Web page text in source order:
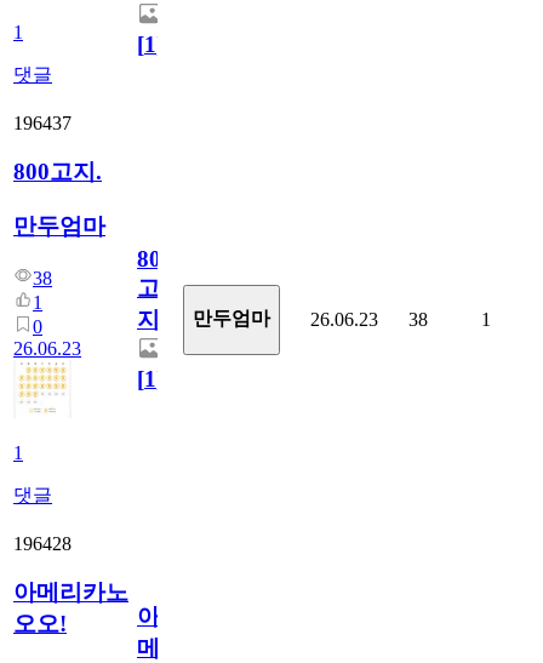
1
댓글
[1]
196437
800고지.
만두엄마
38
1
0
26.06.23
1
댓글
800
고
지.
[1]
만두엄마 26.06.23 38 1
196428
아메리카노
오오!
아
메